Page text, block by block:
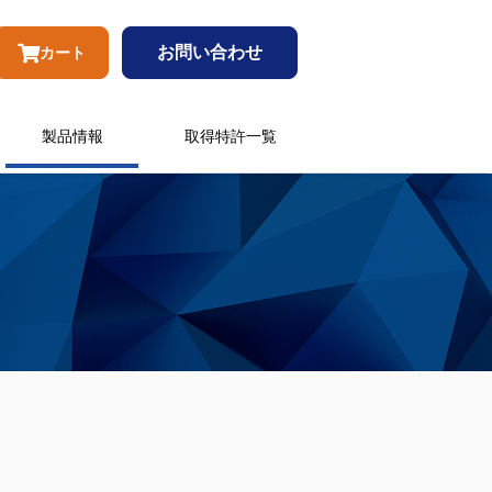
カート お問い合わせ
製品情報 取得特許一覧